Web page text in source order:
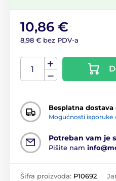
10,86 €
8,98 € bez PDV-a
Besplatna dostava
Mogućnosti isporuke ›
Potreban vam je
Pišite nam
Šifra proizvoda: P10692